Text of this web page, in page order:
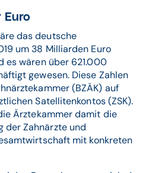
Euro
das deutsche
um 38 Milliarden Euro
es wären über 621.000
gewesen. Diese Zahlen
(BZÄK) auf
Satellitenkontos (ZSK).
Ärztekammer damit die
der Zahnärzte und
mit konkreten